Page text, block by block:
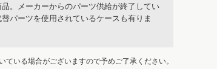
。メーカーからのパーツ供給が終了してい
パーツを使用されているケースも有りま
いる場合がございますので予めご了承ください。